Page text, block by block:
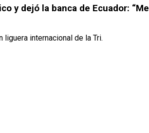
y dejó la banca de Ecuador: “Me
internacional de la Tri.